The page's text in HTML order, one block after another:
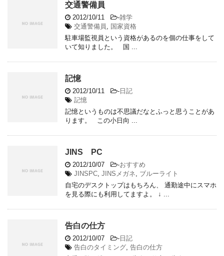
交通警備員
2012/10/11 -雑学
交通警備員 , 国家資格
駐車場監視員という資格があるのを個の仕事をして
いて知りました。 国 ...
記憶
2012/10/11 - 日記
記憶
記憶というものは不思議だなとふっと思うことがあ
ります。 この小日向 ...
JINS PC
2012/10/07 -おすすめ
JINSPC, JINSメガネ, ブルーライト
自宅のデスクトップはもちろん、 通勤途中にスマホ
を見る際にも利用してますよ。 ↓ ...
告白の仕方
2012/10/07 - 日記
告白のタイミング, 告白の仕方